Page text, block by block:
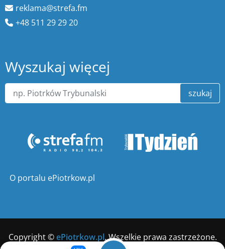
reklama@strefa.fm
+48 511 29 29 20
Wyszukaj więcej
szukaj
O portalu ePiotrkow.pl
Copyright ©ePiotrkow.pl. Wszelkie prawa zastrzeżone.